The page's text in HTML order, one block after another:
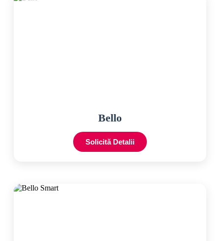
Bello
Solicită Detalii